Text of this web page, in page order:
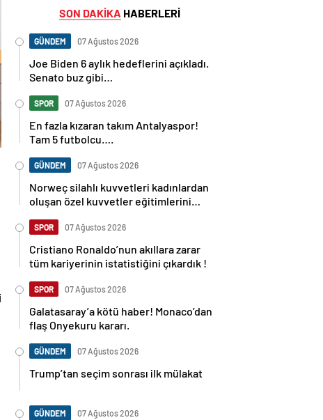
SON DAKİKA HABERLERİ
GÜNDEM 07 Ağustos 2026
Joe Biden 6 aylık hedeflerini açıkladı.
Senato buz gibi…
SPOR 07 Ağustos 2026
En fazla kızaran takım Antalyaspor!
Tam 5 futbolcu….
GÜNDEM 07 Ağustos 2026
Norweç silahlı kuvvetleri kadınlardan
oluşan özel kuvvetler eğitimlerini
SPOR 07 Ağustos 2026
Cristiano Ronaldo’nun akıllara zarar
tüm kariyerinin istatistiğini çıkardık !
SPOR 07 Ağustos 2026
Galatasaray’a kötü haber! Monaco’dan
flaş Onyekuru kararı.
GÜNDEM 07 Ağustos 2026
Trump’tan seçim sonrası ilk mülakat
GÜNDEM 07 Ağustos 2026